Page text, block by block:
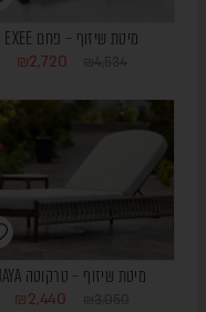
מיטת שיזוף – פחם EXEE
4,534
₪2,720
מיטת שיזוף – טרקוטה JAYA
3,050
₪2,440